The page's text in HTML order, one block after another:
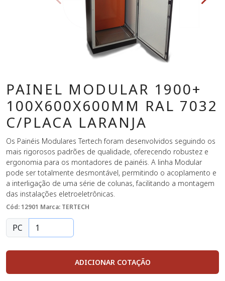
PAINEL MODULAR 1900+
100X600X600MM RAL 7032
C/PLACA LARANJA
Os Painéis Modulares Tertech foram desenvolvidos seguindo os
mais rigorosos padrões de qualidade, oferecendo robustez e
ergonomia para os montadores de painéis. A linha Modular
pode ser totalmente desmontável, permitindo o acoplamento e
a interligação de uma série de colunas, facilitando a montagem
das instalações eletroeletrônicas.
Cód: 12901 Marca: TERTECH
PC
ADICIONAR COTAÇÃO